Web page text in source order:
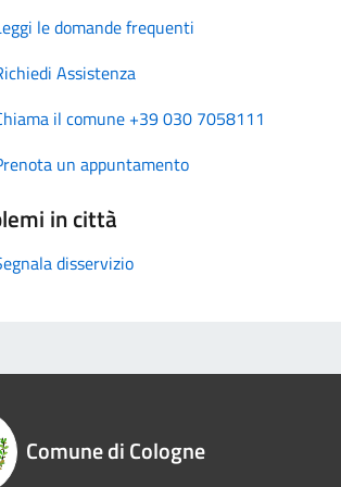
le domande frequenti
Assistenza
il comune +39 030 7058111
un appuntamento
in città
disservizio
Comune di Cologne